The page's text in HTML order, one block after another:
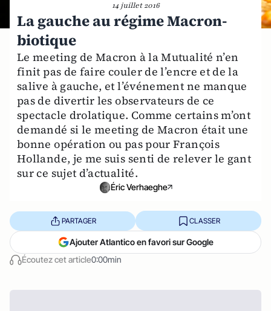
14 juillet 2016
La gauche au régime Macron-
biotique
Le meeting de Macron à la Mutualité n’en
finit pas de faire couler de l’encre et de la
salive à gauche, et l’événement ne manque
pas de divertir les observateurs de ce
spectacle drolatique. Comme certains m’ont
demandé si le meeting de Macron était une
bonne opération ou pas pour François
Hollande, je me suis senti de relever le gant
sur ce sujet d’actualité.
Éric Verhaeghe
Écoutez cet article0:00min
PARTAGER CLASSER
Ajouter Atlantico en favori sur Google